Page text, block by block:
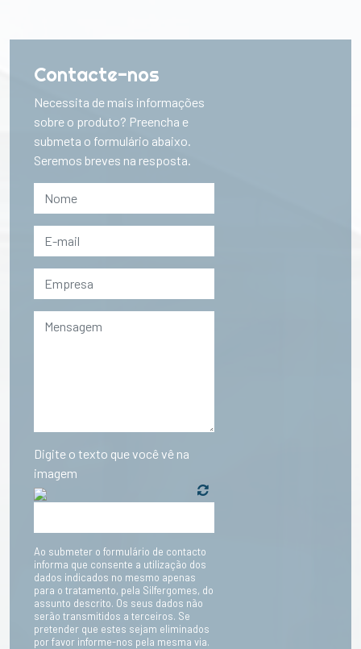
Contacte-nos
Necessita de mais informações
sobre o produto? Preencha e
submeta o formulário abaixo.
Seremos breves na resposta.
Digite o texto que você vê na
imagem
Ao submeter o formulário de contacto
informa que consente a utilização dos
dados indicados no mesmo apenas
para o tratamento, pela Silfergomes, do
assunto descrito. Os seus dados não
serão transmitidos a terceiros. Se
pretender que estes sejam eliminados
por favor informe-nos pela mesma via.